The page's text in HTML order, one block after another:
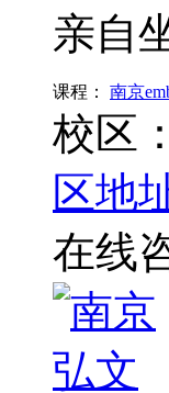
亲自
课程： 南京
校区：
区地
在线